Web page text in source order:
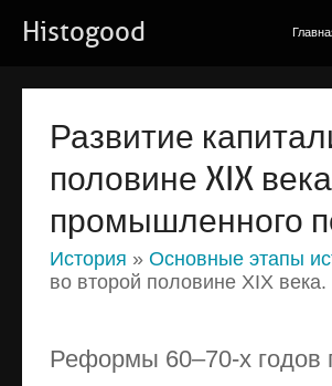
Histogood
Развитие
половине XIX
промышленного
История » Основные этапы
во второй половине XIX
Реформы 60–70-х годов